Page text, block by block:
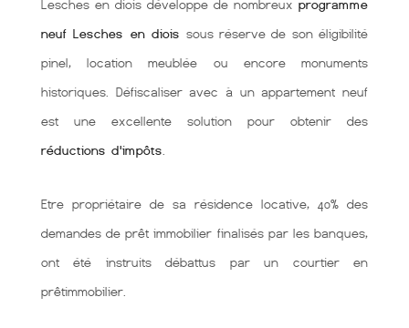
Lesches en diois développe de nombreux programme
neuf Lesches en diois sous réserve de son éligibilité
pinel, location meublée ou encore monuments
historiques. Défiscaliser avec à un appartement neuf
est une excellente solution pour obtenir des
réductions d'impôts
Etre propriétaire de sa résidence locative, 40% des
demandes de prêt immobilier finalisés par les banques,
ont été instruits débattus par un courtier en
prêtimmobilier.